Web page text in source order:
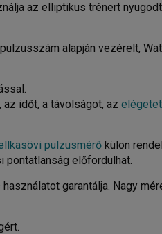
az elliptikus trénert
alapján vezérelt,
időt, a távolságot, az
pulzusmérő külön
pontatlanság előfordulhat.
garantálja. Nagy